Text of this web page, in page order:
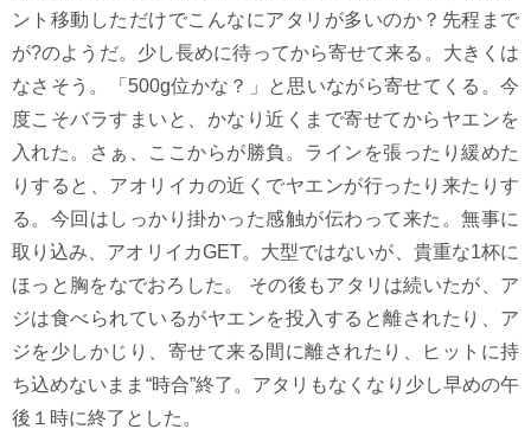
ント移動しただけでこんなにアタリが多いのか？先程まで
が?のようだ。少し長めに待ってから寄せて来る。大きくは
なさそう。「500g位かな？」と思いながら寄せてくる。今
度こそバラすまいと、かなり近くまで寄せてからヤエンを
入れた。さぁ、ここからが勝負。ラインを張ったり緩めた
りすると、アオリイカの近くでヤエンが行ったり来たりす
る。今回はしっかり掛かった感触が伝わって来た。無事に
取り込み、アオリイカGET。大型ではないが、貴重な1杯に
ほっと胸をなでおろした。 その後もアタリは続いたが、ア
ジは食べられているがヤエンを投入すると離されたり、ア
ジを少しかじり、寄せて来る間に離されたり、ヒットに持
ち込めないまま“時合”終了。アタリもなくなり少し早めの午
後１時に終了とした。